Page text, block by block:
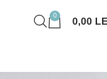
0 0,00